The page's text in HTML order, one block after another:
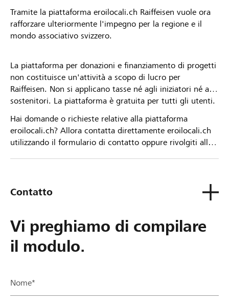
Tramite la piattaforma eroilocali.ch Raiffeisen vuole ora
rafforzare ulteriormente l'impegno per la regione e il
mondo associativo svizzero.
La piattaforma per donazioni e finanziamento di progetti
non costituisce un'attività a scopo di lucro per
Raiffeisen. Non si applicano tasse né agli iniziatori né ai
sostenitori. La piattaforma è gratuita per tutti gli utenti.
Hai domande o richieste relative alla piattaforma
eroilocali.ch? Allora contatta direttamente eroilocali.ch
utilizzando il formulario di contatto oppure rivolgiti alla
Contatto
Vi preghiamo di compilare
il modulo.
Nome*